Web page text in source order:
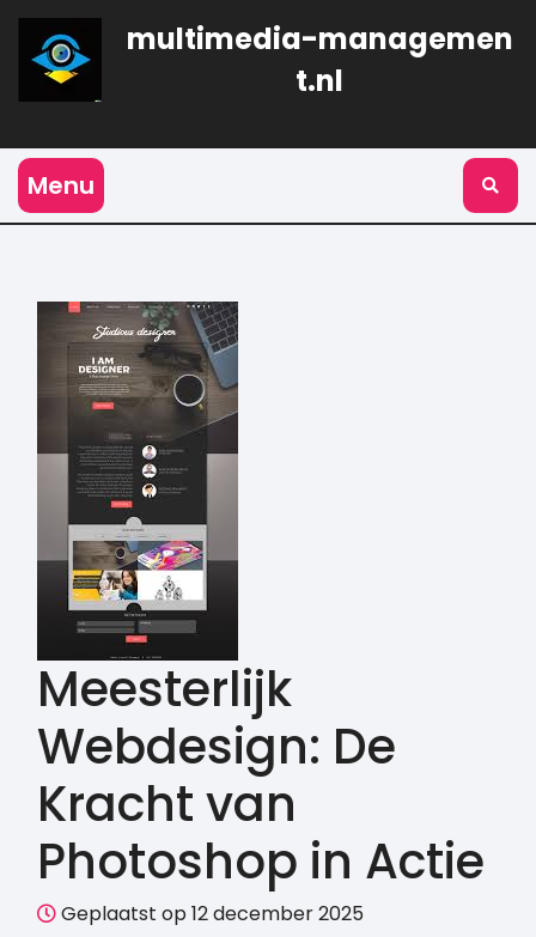
Naar
inhoud
gaan
multimedia-managemen
t.nl
Menu
Meesterlijk
Webdesign: De
Kracht van
Photoshop in Actie
Geplaatst op 12 december 2025